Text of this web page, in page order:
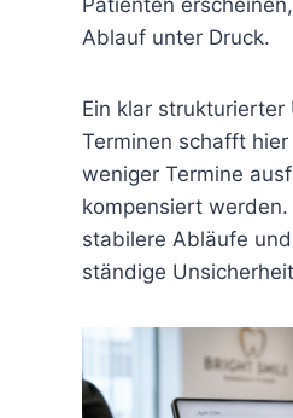
Ablauf unter Druck.
Ein klar strukturierter
Terminen schafft
weniger Termine
kompensiert
stabilere Abläufe
ständige